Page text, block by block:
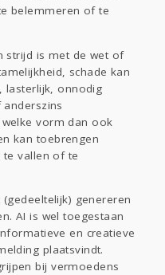
belemmeren of te
strijd is met de wet of
schade kan
lasterlijk, onnodig
vorm dan ook
kan toebrengen
te vallen of te
genereren
AI is wel toegestaan
en creatieve
plaatsvindt.
bij vermoedens